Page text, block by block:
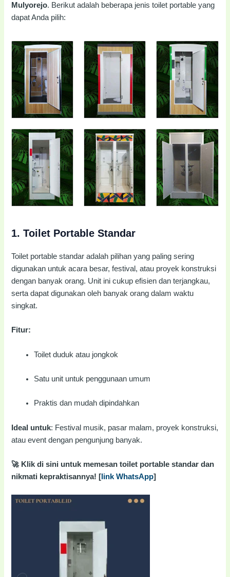
Mulyorejo. Berikut adalah beberapa jenis toilet portable yang
dapat Anda pilih:
1.Toilet Portable Standar
Toilet portable standar adalah pilihan yang paling sering
digunakan untuk acara besar, festival, atau proyek konstruksi
dengan banyak orang. Unit ini cukup efisien dan terjangkau,
serta dapat digunakan oleh banyak orang dalam waktu
singkat.
Fitur:
Toilet duduk atau jongkok
Satu unit untuk penggunaan umum
Praktis dan mudah dipindahkan
Ideal untuk: Festival musik, pasar malam, proyek konstruksi,
atau event dengan pengunjung banyak.
🚀 Klik di sini untuk memesan toilet portable standar dan
nikmati kepraktisannya! [ link WhatsApp]